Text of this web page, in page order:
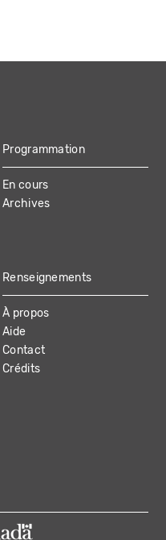
Programmation
En cours
Archives
Renseignements
À propos
Aide
Contact
Crédits